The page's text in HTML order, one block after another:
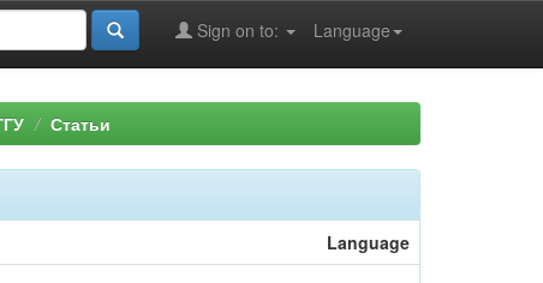
Language
Sign on to:
Статьи
Language